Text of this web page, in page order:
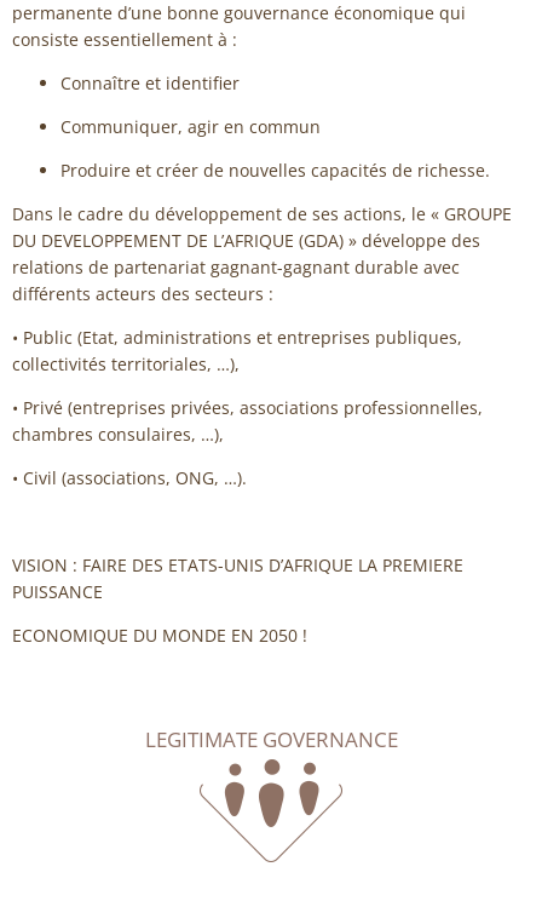
permanente d’une bonne gouvernance économique qui
consiste essentiellement à :
Connaître et identifier
Communiquer, agir en commun
Produire et créer de nouvelles capacités de richesse.
Dans le cadre du développement de ses actions, le « GROUPE
DU DEVELOPPEMENT DE L’AFRIQUE (GDA) » développe des
relations de partenariat gagnant-gagnant durable avec
différents acteurs des secteurs :
• Public (Etat, administrations et entreprises publiques,
collectivités territoriales, …),
• Privé (entreprises privées, associations professionnelles,
chambres consulaires, …),
• Civil (associations, ONG, …).
VISION : FAIRE DES ETATS-UNIS D’AFRIQUE LA PREMIERE
PUISSANCE
ECONOMIQUE DU MONDE EN 2050 !
LEGITIMATE GOVERNANCE